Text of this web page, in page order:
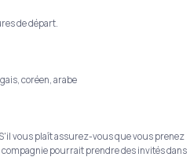
de départ.
coréen, arabe
vous plaît assurez-vous que vous prenez
pourrait prendre des invités dans